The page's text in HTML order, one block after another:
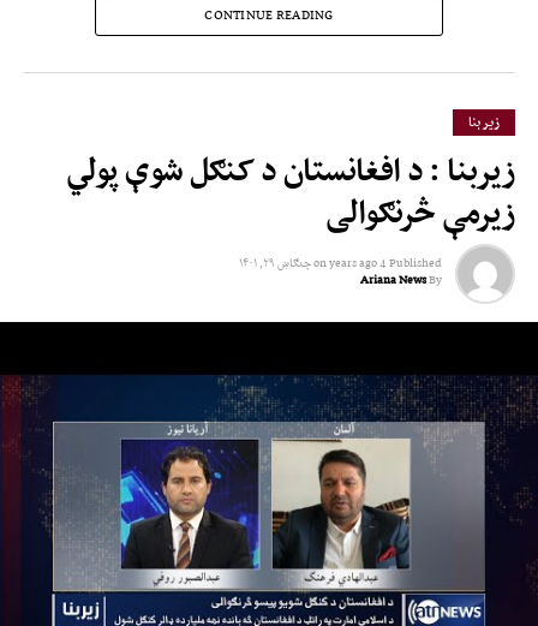
CONTINUE READING
زیر بنا
زیربنا : د افغانستان د کنګل شوې پولي
زیرمې څرنګوالی
Published
4 years ago
onچنګاښ ۲۹, ۱۴۰۱
By
Ariana News